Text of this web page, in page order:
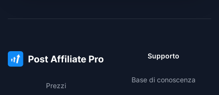
Prezzi
Supporto
Base di conoscenza